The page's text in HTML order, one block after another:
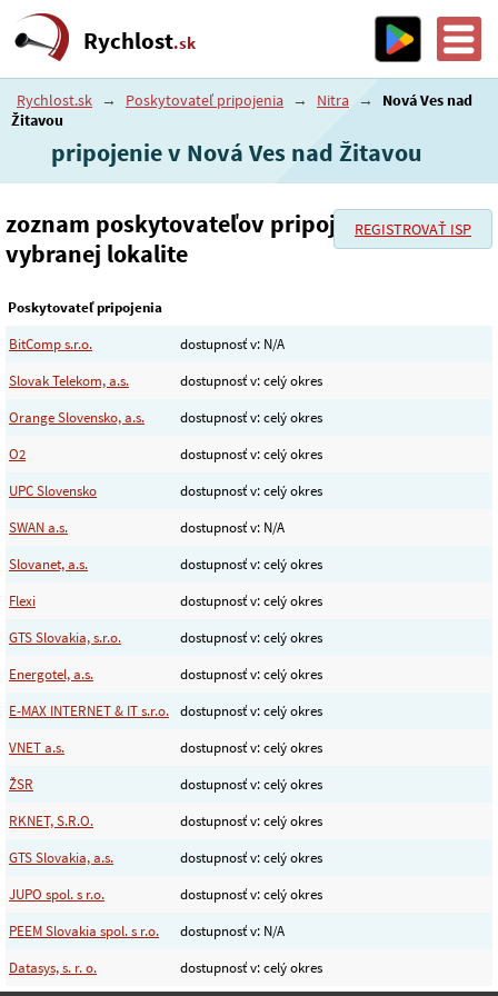
Rychlost.sk
Rychlost.sk → Poskytovateľ pripojenia → Nitra →
Nová Ves nad
Žitavou
pripojenie v Nová Ves nad Žitavou
REGISTROVAŤ ISP
zoznam poskytovateľov pripojenia vo
vybranej lokalite
Poskytovateľ pripojenia
BitComp s.r.o.
dostupnosť v: N/A
Slovak Telekom, a.s.
dostupnosť v: celý okres
Orange Slovensko, a.s.
dostupnosť v: celý okres
O2
dostupnosť v: celý okres
UPC Slovensko
dostupnosť v: celý okres
SWAN a.s.
dostupnosť v: N/A
Slovanet, a.s.
dostupnosť v: celý okres
Flexi
dostupnosť v: celý okres
GTS Slovakia, s.r.o.
dostupnosť v: celý okres
Energotel, a.s.
dostupnosť v: celý okres
E-MAX INTERNET & IT s.r.o. dostupnosť v: celý okres
VNET a.s.
dostupnosť v: celý okres
ŽSR
dostupnosť v: celý okres
RKNET, S.R.O.
dostupnosť v: celý okres
GTS Slovakia, a.s.
dostupnosť v: celý okres
JUPO spol. s r.o.
dostupnosť v: celý okres
PEEM Slovakia spol. s r.o.
dostupnosť v: N/A
Datasys, s. r. o.
dostupnosť v: celý okres